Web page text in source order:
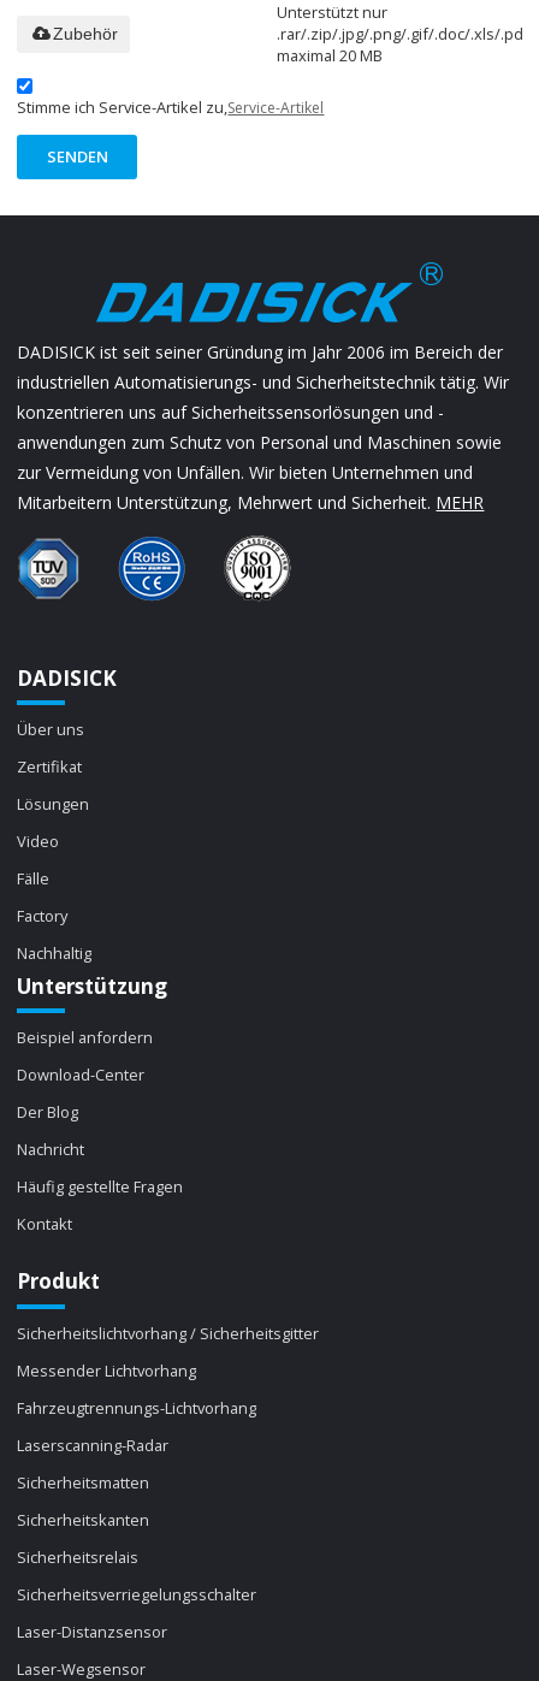
Unterstützt nur
.rar/.zip/.jpg/.png/.gif/.doc/.xls/.pdf,
maximal 20 MB
Zubehör
Stimme ich Service-Artikel zu,Service-Artikel
SENDEN
DADISICK ist seit seiner Gründung im Jahr 2006 im Bereich der
industriellen Automatisierungs- und Sicherheitstechnik tätig. Wir
konzentrieren uns auf Sicherheitssensorlösungen und -
anwendungen zum Schutz von Personal und Maschinen sowie
zur Vermeidung von Unfällen. Wir bieten Unternehmen und
Mitarbeitern Unterstützung, Mehrwert und Sicherheit. MEHR
DADISICK
Über uns
Zertifikat
Lösungen
Video
Fälle
Factory
Nachhaltig
Unterstützung
Beispiel anfordern
Download-Center
Der Blog
Nachricht
Häufig gestellte Fragen
Kontakt
Produkt
Sicherheitslichtvorhang / Sicherheitsgitter
Messender Lichtvorhang
Fahrzeugtrennungs-Lichtvorhang
Laserscanning-Radar
Sicherheitsmatten
Sicherheitskanten
Sicherheitsrelais
Sicherheitsverriegelungsschalter
Laser-Distanzsensor
Laser-Wegsensor